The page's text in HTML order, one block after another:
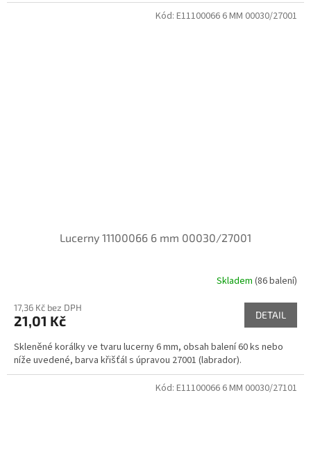
Lucerny 11100066 6 mm 00030/27001
Skladem (86 balení)
17,36 Kč bez DPH
21,01 Kč DETAIL
Skleněné korálky ve tvaru lucerny 6 mm, obsah balení 60 ks nebo
níže uvedené, barva křišťál s úpravou 27001 (labrador).
Kód: E11100066 6 MM 00030/27001
Kód: E11100066 6 MM 00030/27101